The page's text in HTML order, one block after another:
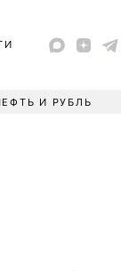
И РУБЛЬ